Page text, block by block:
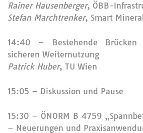
Rainer Hausenberger, ÖBB-
Stefan Marchtrenker, Smart
14:40 – Bestehende
sicheren Weiternutzung
Patrick Huber, TU Wien
15:05 – Diskussion und Pause
15:30 – ÖNORM B 4759
– Neuerungen und